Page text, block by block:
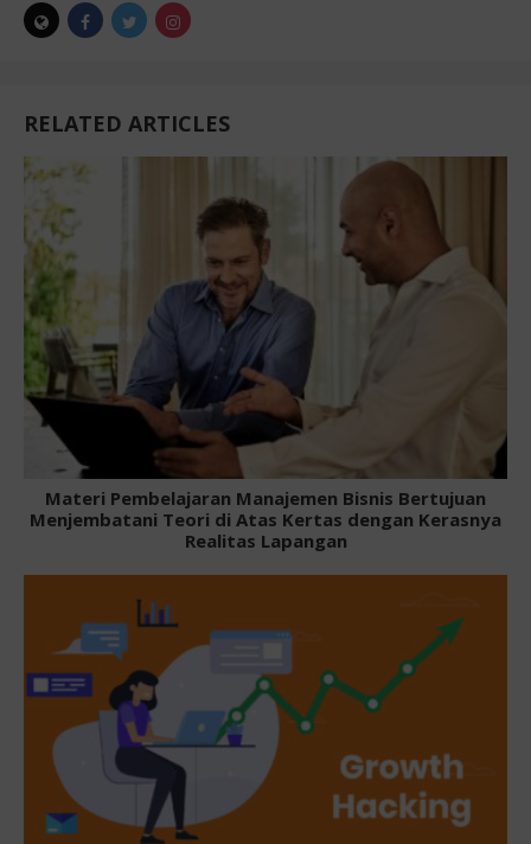
RELATED ARTICLES
Materi Pembelajaran Manajemen Bisnis Bertujuan
Menjembatani Teori di Atas Kertas dengan Kerasnya
Realitas Lapangan